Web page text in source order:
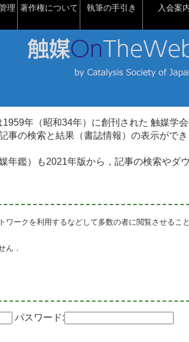
理 著作権について 執筆の手引き 入会案
年（昭和34年）に創刊された 触媒学会
事の検索と結果（書誌情報）の表示がで
年鑑）も2021年版から，記事の検索やダ
ワークを利用するなどして多数の者に閲覧させるこ
ん．
パスワード: